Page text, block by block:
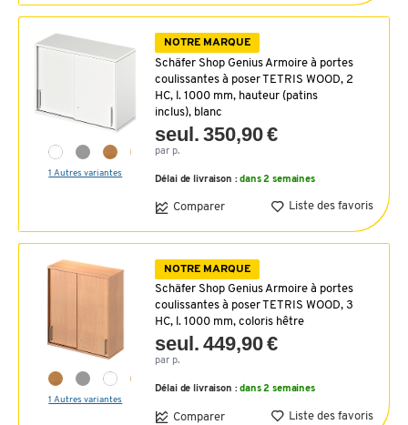
1 Autres variantes
NOTRE MARQUE
Schäfer Shop Genius Armoire à portes
coulissantes à poser TETRIS WOOD, 2
HC, l. 1000 mm, hauteur (patins
inclus), blanc
seul. 350,90 €
par p.
Délai de livraison :dans 2 semaines
Comparer Liste des favoris
1 Autres variantes
NOTRE MARQUE
Schäfer Shop Genius Armoire à portes
coulissantes à poser TETRIS WOOD, 3
HC, l. 1000 mm, coloris hêtre
seul. 449,90 €
par p.
Délai de livraison :dans 2 semaines
Comparer Liste des favoris